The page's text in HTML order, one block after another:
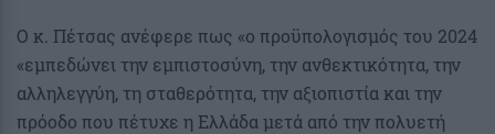
Ο κ. Πέτσας ανέφερε πως «ο προϋπολογισμός του 2024
«εμπεδώνει την εμπιστοσύνη, την ανθεκτικότητα, την
αλληλεγγύη, τη σταθερότητα, την αξιοπιστία και την
πρόοδο που πέτυχε η Ελλάδα μετά από την πολυετή